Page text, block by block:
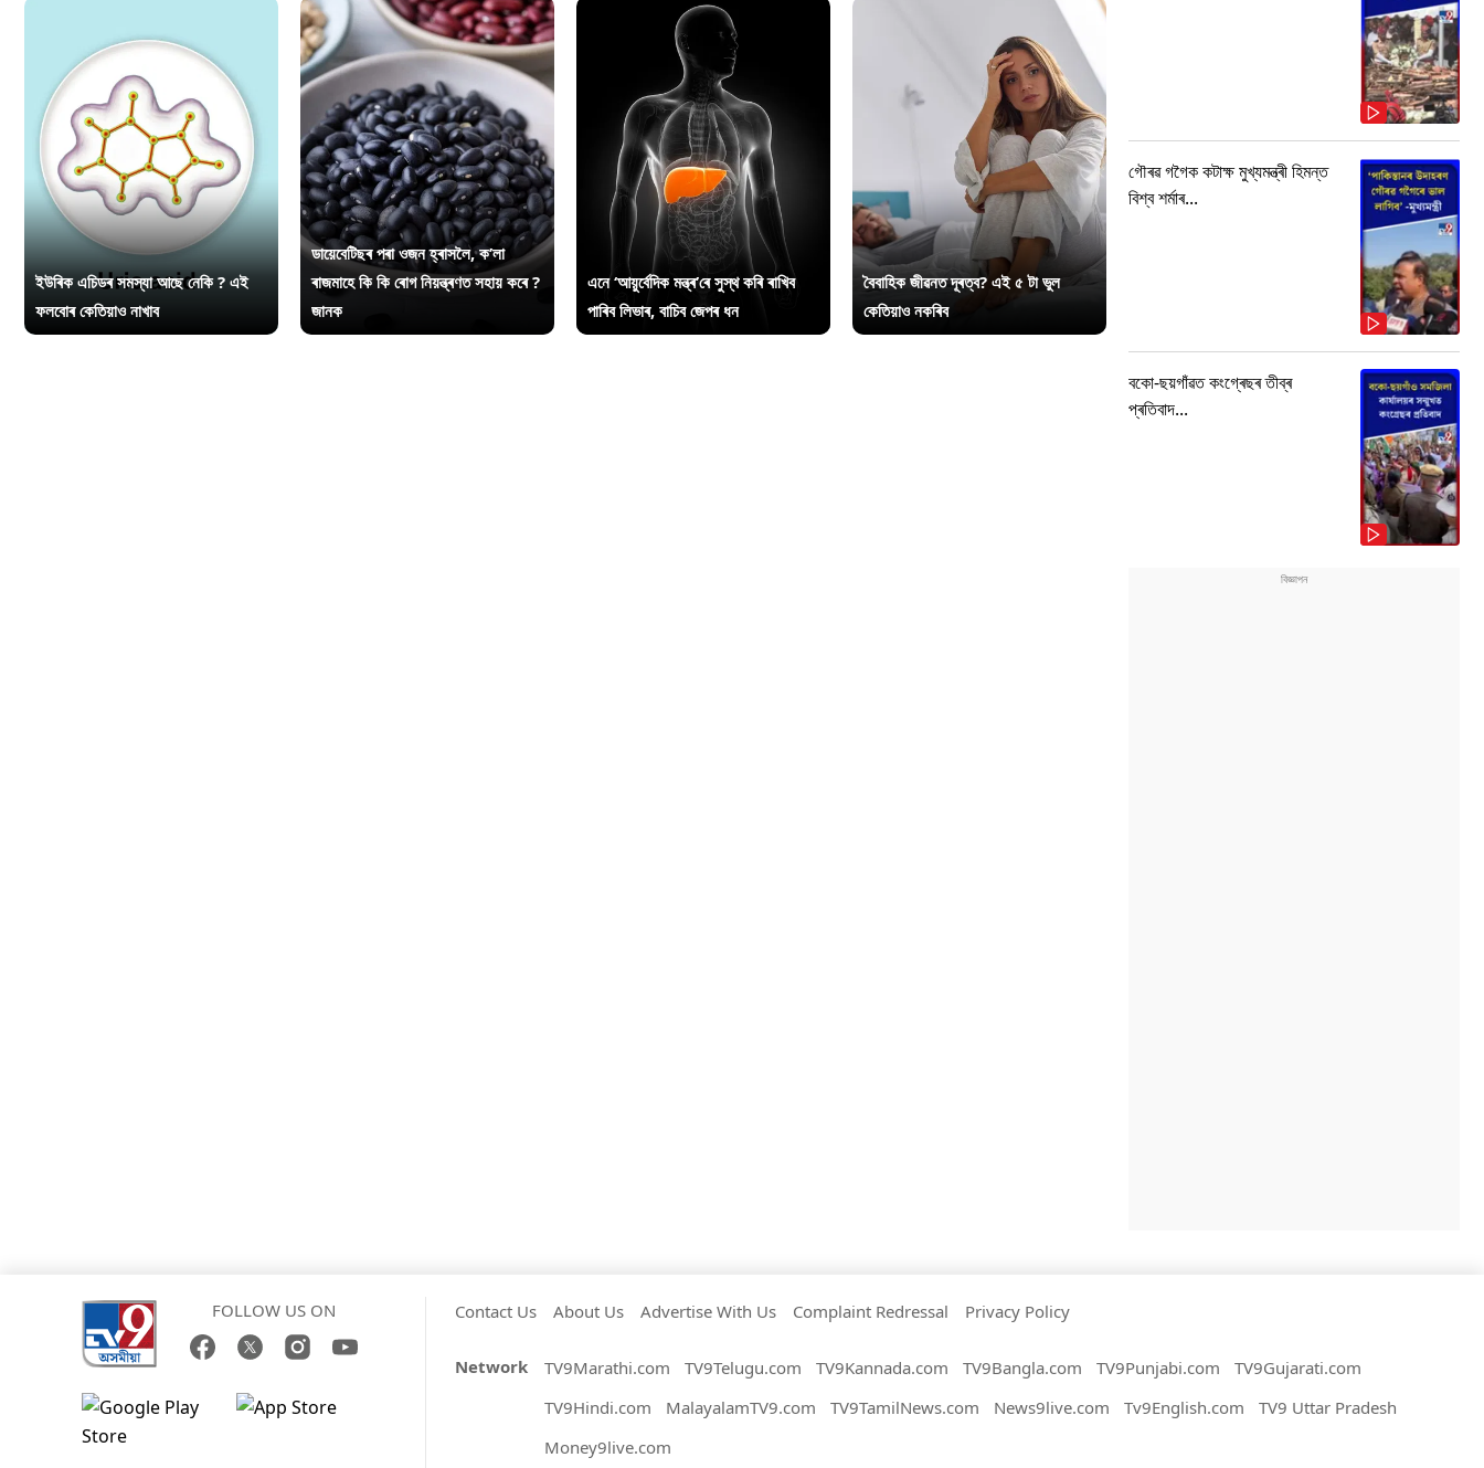
ইউৰিক এচিডৰ সমস্যা আছে নেকি ? এই
ফলবোৰ কেতিয়াও নাখাব
ডায়েবেটিছৰ পৰা ওজন হ্ৰাসলৈ, ক’লা
ৰাজমাহে কি কি ৰোগ নিয়ন্ত্ৰণত সহায় কৰে ?
জানক
এনে ‘আয়ুৰ্বেদিক মন্ত্ৰ’ৰে সুস্থ কৰি ৰাখিব
পাৰিব লিভাৰ, বাচিব জেপৰ ধন
বৈবাহিক জীৱনত দূৰত্ব? এই ৫ টা ভুল
কেতিয়াও নকৰিব
গৌৰৱ গগৈক কটাক্ষ মুখ্যমন্ত্ৰী হিমন্ত
বিশ্ব শৰ্মাৰ...
বকো-ছয়গাঁৱত কংগ্ৰেছৰ তীব্ৰ
প্ৰতিবাদ...
FOLLOW US ON Contact Us About Us Advertise With Us Complaint Redressal Privacy Policy
Network TV9Marathi.com TV9Telugu.com TV9Kannada.com TV9Bangla.com TV9Punjabi.com
TV9Gujarati.com
TV9Hindi.com
MalayalamTV9.com TV9TamilNews.com News9live.com Tv9English.com
TV9 Uttar Pradesh
Money9live.com